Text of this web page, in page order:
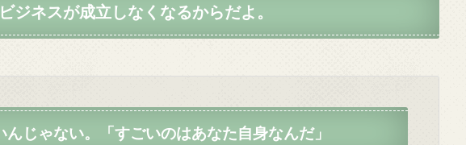
ジネスが成立しなくなるからだよ。
じゃない。「すごいのはあなた自身なんだ」